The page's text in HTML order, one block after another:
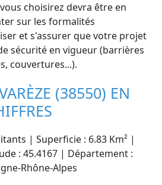
choisirez devra être en
sur les formalités
et s'assurer que votre projet
sécurité en vigueur (barrières
couvertures...).
(38550) EN
| Superficie : 6.83 Km² |
: 45.4167 | Département :
Rhône-Alpes